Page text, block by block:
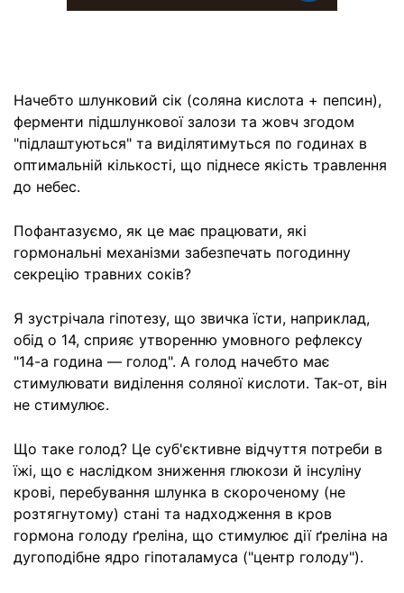
Начебто шлунковий сік (соляна кислота + пепсин),
ферменти підшлункової залози та жовч згодом
"підлаштуються" та виділятимуться по годинах в
оптимальній кількості, що піднесе якість травлення
до небес.
Пофантазуємо, як це має працювати, які
гормональні механізми забезпечать погодинну
секрецію травних соків?
Я зустрічала гіпотезу, що звичка їсти, наприклад,
обід о 14, сприяє утворенню умовного рефлексу
"14-а година — голод". А голод начебто має
стимулювати виділення соляної кислоти. Так-от, він
не стимулює.
Що таке голод? Це суб'єктивне відчуття потреби в
їжі, що є наслідком зниження глюкози й інсуліну
крові, перебування шлунка в скороченому (не
розтягнутому) стані та надходження в кров
гормона голоду ґреліна, що стимулює дії ґреліна на
дугоподібне ядро ​​гіпоталамуса ("центр голоду").